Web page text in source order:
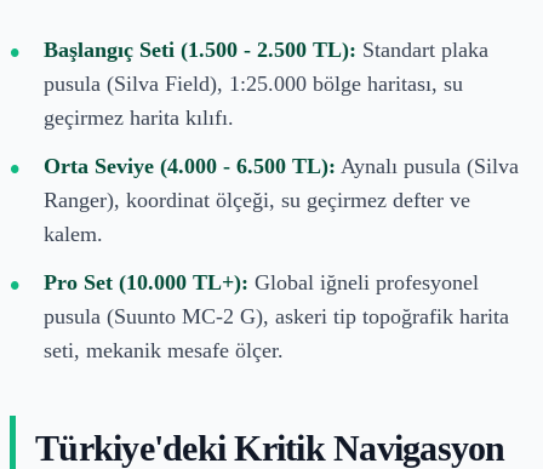
Başlangıç Seti (1.500 - 2.500 TL): Standart plaka
pusula (Silva Field), 1:25.000 bölge haritası, su
geçirmez harita kılıfı.
Orta Seviye (4.000 - 6.500 TL): Aynalı pusula (Silva
Ranger), koordinat ölçeği, su geçirmez defter ve
kalem.
Pro Set (10.000 TL+): Global iğneli profesyonel
pusula (Suunto MC-2 G), askeri tip topoğrafik harita
seti, mekanik mesafe ölçer.
Türkiye'deki Kritik Navigasyon